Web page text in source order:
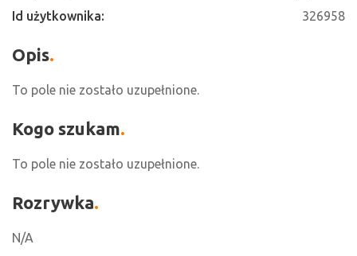
Id użytkownika:
326958
Opis
To pole nie zostało uzupełnione.
Kogo szukam
To pole nie zostało uzupełnione.
Rozrywka
N/A